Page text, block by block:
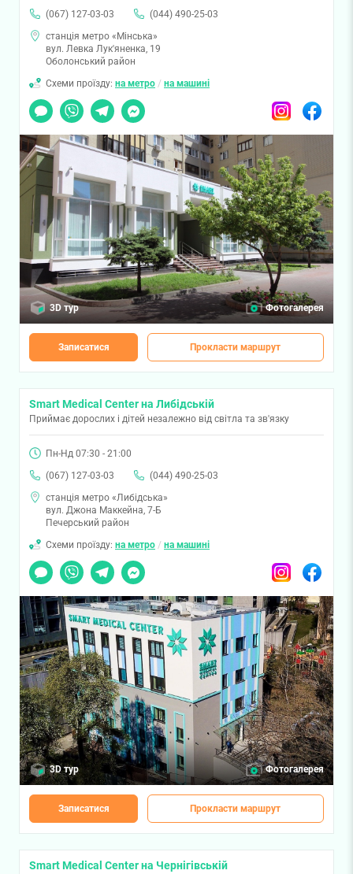
(067) 127-03-03
(044) 490-25-03
станція метро «Мінська»
вул. Левка Лук'яненка, 19
Оболонський район
Схеми проїзду: на метро / на машині
Чат
Viber TelegramMessenger InstagramFacebook
3D тур Фотогалерея
Записатися Прокласти маршрут
Smart Medical Center на Либідській
Приймає дорослих і дітей незалежно від світла та зв'язку
Пн-Нд 07:30 - 21:00
(067) 127-03-03
(044) 490-25-03
станція метро «Либідська»
вул. Джона Маккейна, 7-Б
Печерський район
Схеми проїзду: на метро / на машині
Чат
Viber TelegramMessenger InstagramFacebook
3D тур Фотогалерея
Записатися Прокласти маршрут
Smart Medical Center на Чернігівській